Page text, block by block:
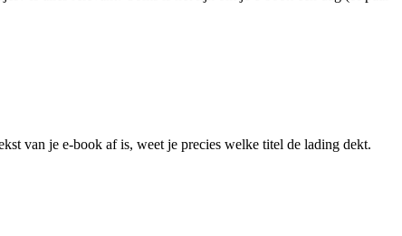
van je e-book af is, weet je precies welke titel de lading dekt.